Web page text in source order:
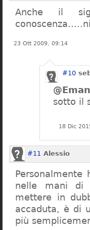
Anche il
23 Ott 2009, 09:14
#10
sotto il
18 Dic
#11 Alessio
Personalmente
nelle mani di
mettere in
accaduta, è di
più